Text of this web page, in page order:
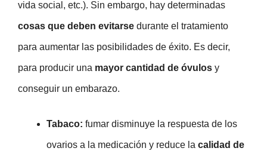
vida social, etc.). Sin embargo, hay determinadas
cosas que deben evitarse durante el tratamiento
para aumentar las posibilidades de éxito. Es decir,
para producir una mayor cantidad de óvulos y
conseguir un embarazo.
Tabaco: fumar disminuye la respuesta de los
ovarios a la medicación y reduce la calidad de